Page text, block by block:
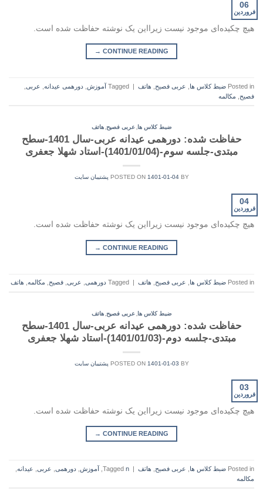
06
فروردین
هیچ چکیده‌ای موجود نیست زیرا‌این یک نوشته حفاظت شده است.
CONTINUE READING
→
Posted in ضبط کلاس ها عربی فصیح هاتف |
Tagged آموزش دورهمی عیدانه عربی
فصیح
مکالمه
ضبط کلاس ها عربی فصیح هاتف
حفاظت شده: دورهمی عیدانه عربی-سال 1401-سطح
مبتدی-جلسه سوم-(1401/01/04)-استاد شهلا جعفری
POSTED ON 1401-01-04BY پشتیبان سایت
04
فروردین
هیچ چکیده‌ای موجود نیست زیرا‌این یک نوشته حفاظت شده است.
CONTINUE READING
→
Posted in ضبط کلاس ها عربی فصیح هاتف |
Tagged دورهمی عربی فصیح مکالمه هاتف
ضبط کلاس ها عربی فصیح هاتف
حفاظت شده: دورهمی عیدانه عربی-سال 1401-سطح
مبتدی-جلسه دوم-(1401/01/03)-استاد شهلا جعفری
POSTED ON 1401-01-03 BY پشتیبان سایت
03
فروردین
هیچ چکیده‌ای موجود نیست زیرا‌این یک نوشته حفاظت شده است.
CONTINUE READING
→
Posted in ضبط کلاس ها عربی فصیح هاتف |
Tagged n آموزش دورهمی عربی عیدانه
مکالمه